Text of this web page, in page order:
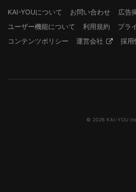
KAI-YOUについて
お問い合わせ
広告
ユーザー機能について
利用規約
プラ
コンテンツポリシー
運営会社 採用
© 2026 KAI-YOU